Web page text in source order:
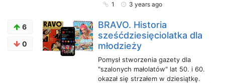
1
3 years ago
6
0
BRAVO. Historia
sześćdziesięciolatka dla
młodzieży
Pomysł stworzenia gazety dla
"szalonych małolatów" lat 50. i 60.
okazał się strzałem w dziesiątkę.